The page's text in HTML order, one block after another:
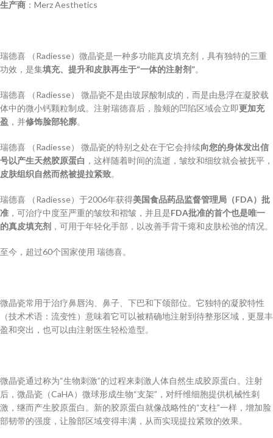
生产商 ：Merz Aesthetics
瑞德喜 （Radiesse）微晶瓷是一种多功能真皮填充剂，具有独特的三重
功效，是集填充、提升和皮肤再生于“一体的注射剂”。
瑞德喜 （Radiesse） 微晶瓷不是由玻尿酸制成的，而是由悬浮在凝胶载
体中的微小钙颗粒制成。注射瑞德喜后，脸颊的凹陷区域会立即更加充
盈 ，并修饰脸部轮廓。
瑞德喜 （Radiesse） 微晶瓷的特别之处在于它会持续向您的身体发出信
号以产生天然胶原蛋白 ，这样随着时间的流逝，皱纹和细纹就会被抚平，
皮肤组织自然而然被提拉紧致。
瑞德喜 （Radiesse）于2006年获得美国食品药品监督管理局（FDA） 批
准 ，可治疗中度至严重的皱纹和褶皱，并且是FDA批准的首个也是唯一
的真皮填充剂 ，可用于年轻化手部，以改善手背干瘪和皮肤松弛的情况。
至今，超过60个国家使用 瑞德喜。
微晶瓷常用于治疗鼻唇沟、鼻子、下巴和下颌部位。它独特的凝胶特性
（技术术语：流变性）意味着它可以被精确地注射到待整形区域，更显丰
盈和突出，也可以由注射医生轻松造型。
微晶瓷通过称为“生物刺激”的过程来刺激人体自然生成胶原蛋白。注射
后，微晶瓷（CaHA）微球形成生物“支架”，对纤维细胞提供机械性刺
激，继而产生胶原蛋白。新的胶原蛋白就像战略性的“支柱”一样，增加脸
部韧带的强度，让脸部区域变得丰满，从而实现提拉紧致的效果。